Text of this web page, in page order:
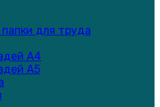
для труда
А4
А5